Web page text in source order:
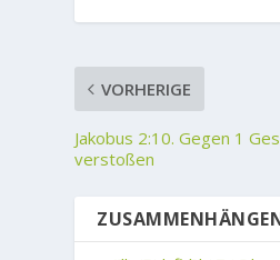
VORHERIGE
Jakobus 2:10. Gegen 1
verstoßen